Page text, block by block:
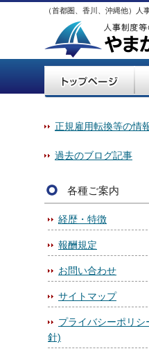
（首都圏、香川、沖縄他）
正規雇用転換等の情
過去のブログ記事
各種ご案内
経歴・特徴
報酬規定
お問い合わせ
サイトマップ
プライバシーポリ
針)